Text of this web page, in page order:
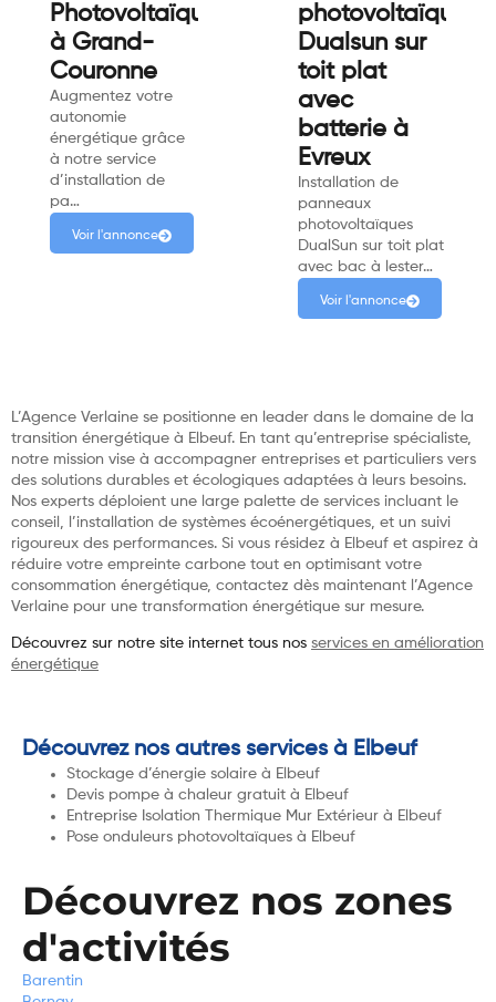
Photovoltaïques
à Grand-
Couronne
Augmentez votre
autonomie
énergétique grâce
à notre service
d’installation de
pa…
Voir l'annonce
photovoltaïque
Dualsun sur
toit plat
avec
batterie à
Evreux
Installation de
panneaux
photovoltaïques
DualSun sur toit plat
avec bac à lester…
Voir l'annonce
L’Agence Verlaine se positionne en leader dans le domaine de la
transition énergétique à Elbeuf. En tant qu’entreprise spécialiste,
notre mission vise à accompagner entreprises et particuliers vers
des solutions durables et écologiques adaptées à leurs besoins.
Nos experts déploient une large palette de services incluant le
conseil, l’installation de systèmes écoénergétiques, et un suivi
rigoureux des performances. Si vous résidez à Elbeuf et aspirez à
réduire votre empreinte carbone tout en optimisant votre
consommation énergétique, contactez dès maintenant l’Agence
Verlaine pour une transformation énergétique sur mesure.
Découvrez sur notre site internet tous nos services en amélioration
énergétique
Découvrez nos autres services à Elbeuf
Stockage d’énergie solaire à Elbeuf
Devis pompe à chaleur gratuit à Elbeuf
Entreprise Isolation Thermique Mur Extérieur à Elbeuf
Pose onduleurs photovoltaïques à Elbeuf
Découvrez nos zones
d'activités
Barentin